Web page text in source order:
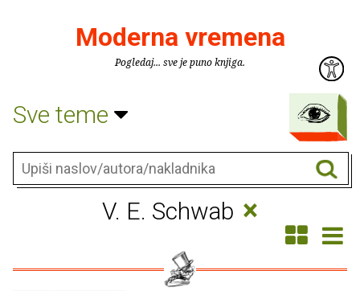
Moderna vremena
Pogledaj... sve je puno knjiga.
Sve teme
V. E. Schwab ×